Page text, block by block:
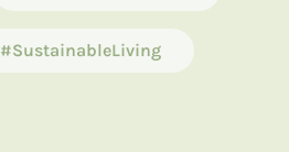
#SustainableLiving